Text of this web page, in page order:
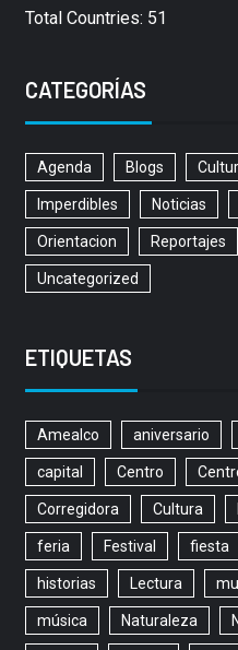
Total Countries: 51
CATEGORÍAS
Agenda Blogs
Imperdibles Noticias
Orientacion Reportajes
Uncategorized
ETIQUETAS
Amealco aniversario
capital Centro
Corregidora Cultura
feria Festival fiesta
historias Lectura
música Naturaleza